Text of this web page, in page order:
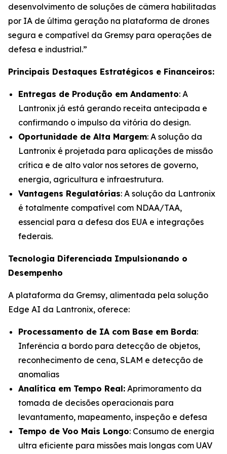
desenvolvimento de soluções de câmera habilitadas
por IA de última geração na plataforma de drones
segura e compatível da Gremsy para operações de
defesa e industrial.”
Principais Destaques Estratégicos e Financeiros:
Entregas de Produção em Andamento: A
Lantronix já está gerando receita antecipada e
confirmando o impulso da vitória do design.
Oportunidade de Alta Margem: A solução da
Lantronix é projetada para aplicações de missão
crítica e de alto valor nos setores de governo,
energia, agricultura e infraestrutura.
Vantagens Regulatórias: A solução da Lantronix
é totalmente compatível com NDAA/TAA,
essencial para a defesa dos EUA e integrações
federais.
Tecnologia Diferenciada Impulsionando o
Desempenho
A plataforma da Gremsy, alimentada pela solução
Edge AI da Lantronix, oferece:
Processamento de IA com Base em Borda:
Inferência a bordo para detecção de objetos,
reconhecimento de cena, SLAM e detecção de
anomalias
Analítica em Tempo Real: Aprimoramento da
tomada de decisões operacionais para
levantamento, mapeamento, inspeção e defesa
Tempo de Voo Mais Longo: Consumo de energia
ultra eficiente para missões mais longas com UAV